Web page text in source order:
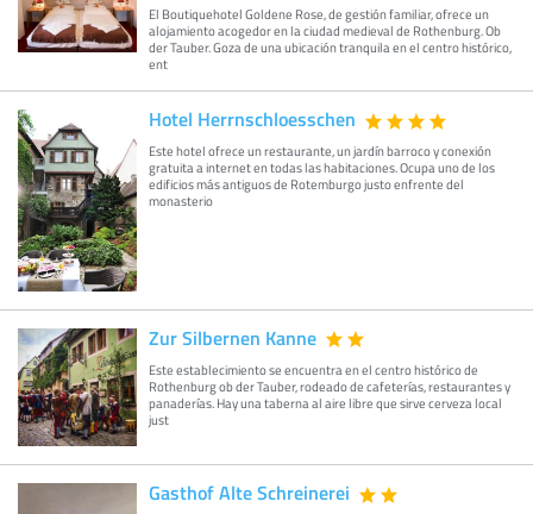
El Boutiquehotel Goldene Rose, de gestión familiar, ofrece un
alojamiento acogedor en la ciudad medieval de Rothenburg. Ob
der Tauber. Goza de una ubicación tranquila en el centro histórico,
ent
Hotel Herrnschloesschen
Este hotel ofrece un restaurante, un jardín barroco y conexión
gratuita a internet en todas las habitaciones. Ocupa uno de los
edificios más antiguos de Rotemburgo justo enfrente del
monasterio
Zur Silbernen Kanne
Este establecimiento se encuentra en el centro histórico de
Rothenburg ob der Tauber, rodeado de cafeterías, restaurantes y
panaderías. Hay una taberna al aire libre que sirve cerveza local
just
Gasthof Alte Schreinerei